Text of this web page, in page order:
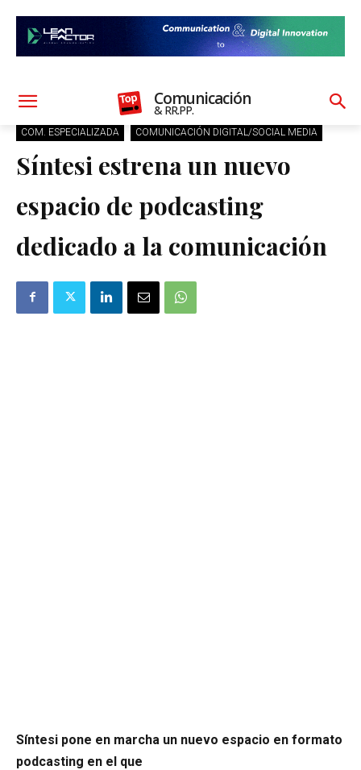
Comunicación
& RR.PP.
COM. ESPECIALIZADA COMUNICACIÓN DIGITAL/SOCIAL MEDIA
Síntesi estrena un nuevo
espacio de podcasting
dedicado a la comunicación
Síntesi pone en marcha un nuevo espacio en formato
podcasting en el que